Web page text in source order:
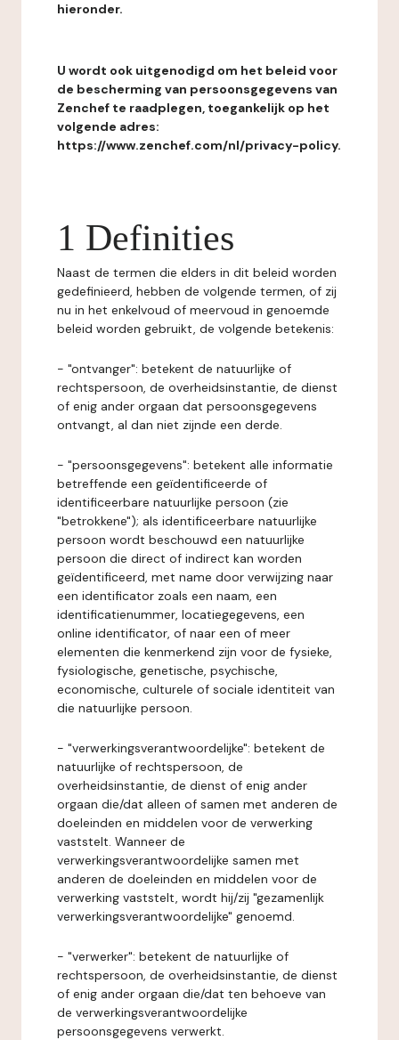
hieronder.
U wordt ook uitgenodigd om het beleid voor
de bescherming van persoonsgegevens van
Zenchef te raadplegen, toegankelijk op het
volgende adres:
https://www.zenchef.com/nl/privacy-policy.
1 Definities
Naast de termen die elders in dit beleid worden
gedefinieerd, hebben de volgende termen, of zij
nu in het enkelvoud of meervoud in genoemde
beleid worden gebruikt, de volgende betekenis:
- "ontvanger": betekent de natuurlijke of
rechtspersoon, de overheidsinstantie, de dienst
of enig ander orgaan dat persoonsgegevens
ontvangt, al dan niet zijnde een derde.
- "persoonsgegevens": betekent alle informatie
betreffende een geïdentificeerde of
identificeerbare natuurlijke persoon (zie
"betrokkene"); als identificeerbare natuurlijke
persoon wordt beschouwd een natuurlijke
persoon die direct of indirect kan worden
geïdentificeerd, met name door verwijzing naar
een identificator zoals een naam, een
identificatienummer, locatiegegevens, een
online identificator, of naar een of meer
elementen die kenmerkend zijn voor de fysieke,
fysiologische, genetische, psychische,
economische, culturele of sociale identiteit van
die natuurlijke persoon.
- "verwerkingsverantwoordelijke": betekent de
natuurlijke of rechtspersoon, de
overheidsinstantie, de dienst of enig ander
orgaan die/dat alleen of samen met anderen de
doeleinden en middelen voor de verwerking
vaststelt. Wanneer de
verwerkingsverantwoordelijke samen met
anderen de doeleinden en middelen voor de
verwerking vaststelt, wordt hij/zij "gezamenlijk
verwerkingsverantwoordelijke" genoemd.
- "verwerker": betekent de natuurlijke of
rechtspersoon, de overheidsinstantie, de dienst
of enig ander orgaan die/dat ten behoeve van
de verwerkingsverantwoordelijke
persoonsgegevens verwerkt.